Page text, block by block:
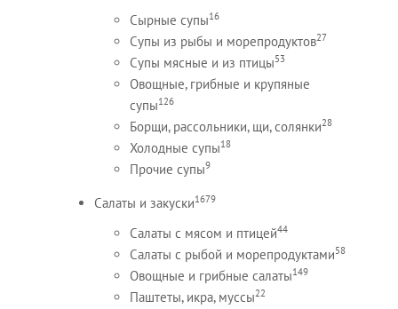
Сырные супы16
Супы из рыбы и морепродуктов27
Супы мясные и из птицы53
Овощные, грибные и крупяные
супы126
Борщи, рассольники, щи, солянки28
Холодные супы18
Прочие супы9
Салаты и закуски1679
Салаты с мясом и птицей44
Салаты с рыбой и морепродуктами58
Овощные и грибные салаты149
Паштеты, икра, муссы22